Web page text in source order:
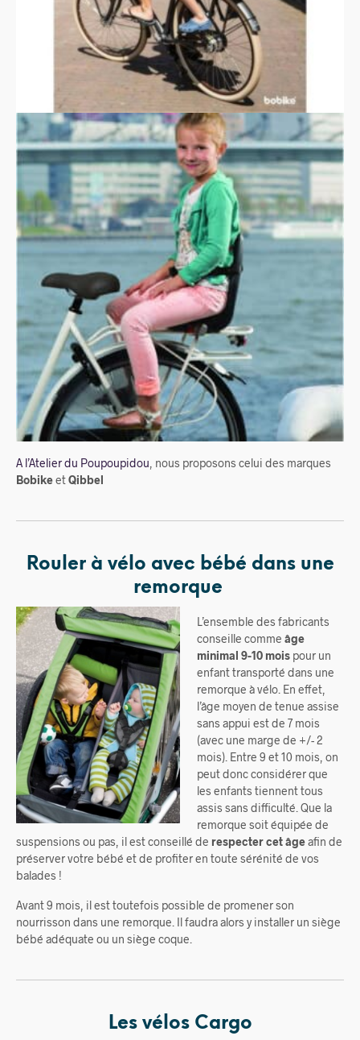
A l’Atelier du Poupoupidou, nous proposons celui des marques
BobikeetQibbel
Rouler à vélo avec bébé dans une
remorque
L’ensemble des fabricants
conseille comme âge
minimal 9-10 mois pour un
enfant transporté dans une
remorque à vélo. En effet,
l’âge moyen de tenue assise
sans appui est de 7 mois
(avec une marge de +/- 2
mois). Entre 9 et 10 mois, on
peut donc considérer que
les enfants tiennent tous
assis sans difficulté. Que la
remorque soit équipée de
suspensions ou pas, il est conseillé de respecter cet âgeafin de
préserver votre bébé et de profiter en toute sérénité de vos
balades !
Avant 9 mois, il est toutefois possible de promener son
nourrisson dans une remorque. Il faudra alors y installer un siège
bébé adéquate ou un siège coque.
Les vélos Cargo